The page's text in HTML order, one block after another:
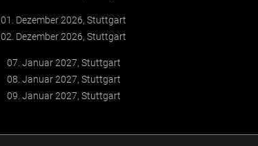
01. Dezember 2026, Stuttgart
02. Dezember 2026, Stuttgart
07. Januar 2027, Stuttgart
08. Januar 2027, Stuttgart
09. Januar 2027, Stuttgart